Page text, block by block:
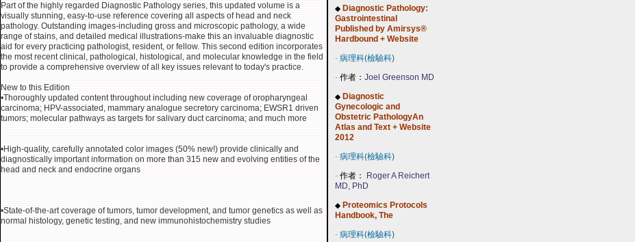
Part of the highly regarded Diagnostic Pathology series, this updated volume is a
visually stunning, easy-to-use reference covering all aspects of head and neck
pathology. Outstanding images-including gross and microscopic pathology, a wide
range of stains, and detailed medical illustrations-make this an invaluable diagnostic
aid for every practicing pathologist, resident, or fellow. This second edition incorporates
the most recent clinical, pathological, histological, and molecular knowledge in the field
to provide a comprehensive overview of all key issues relevant to today's practice.
New to this Edition
•Thoroughly updated content throughout including new coverage of oropharyngeal
carcinoma; HPV-associated, mammary analogue secretory carcinoma; EWSR1 driven
tumors; molecular pathways as targets for salivary duct carcinoma; and much more
•High-quality, carefully annotated color images (50% new!) provide clinically and
diagnostically important information on more than 315 new and evolving entities of the
head and neck and endocrine organs
•State-of-the-art coverage of tumors, tumor development, and tumor genetics as well as
normal histology, genetic testing, and new immunohistochemistry studies
◆ Diagnostic Pathology:
Gastrointestinal
Published by Amirsys®
Hardbound + Website
- 病理科(檢驗科)
- 作者： Joel Greenson MD
◆ Diagnostic
Gynecologic and
Obstetric PathologyAn
Atlas and Text + Website
2012
- 病理科(檢驗科)
- 作者：
Roger A Reichert
MD, PhD
◆ Proteomics Protocols
Handbook, The
- 病理科(檢驗科)